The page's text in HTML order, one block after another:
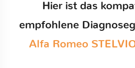
Hier ist das
empfohlene
Alfa Romeo